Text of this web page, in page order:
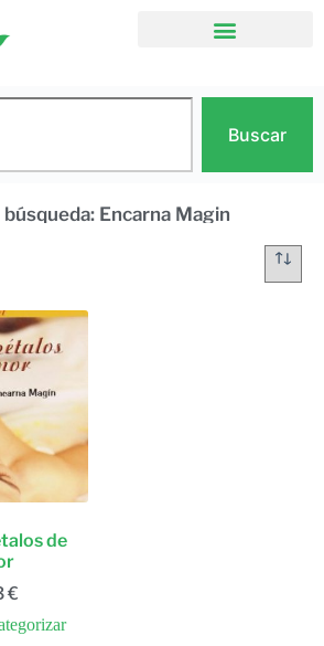
Buscar
Encarna Magin
de
€